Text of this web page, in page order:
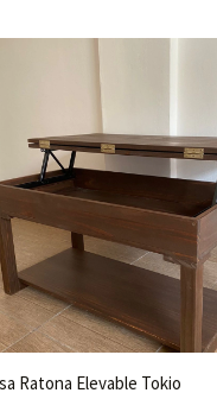
Ratona Elevable Tokio